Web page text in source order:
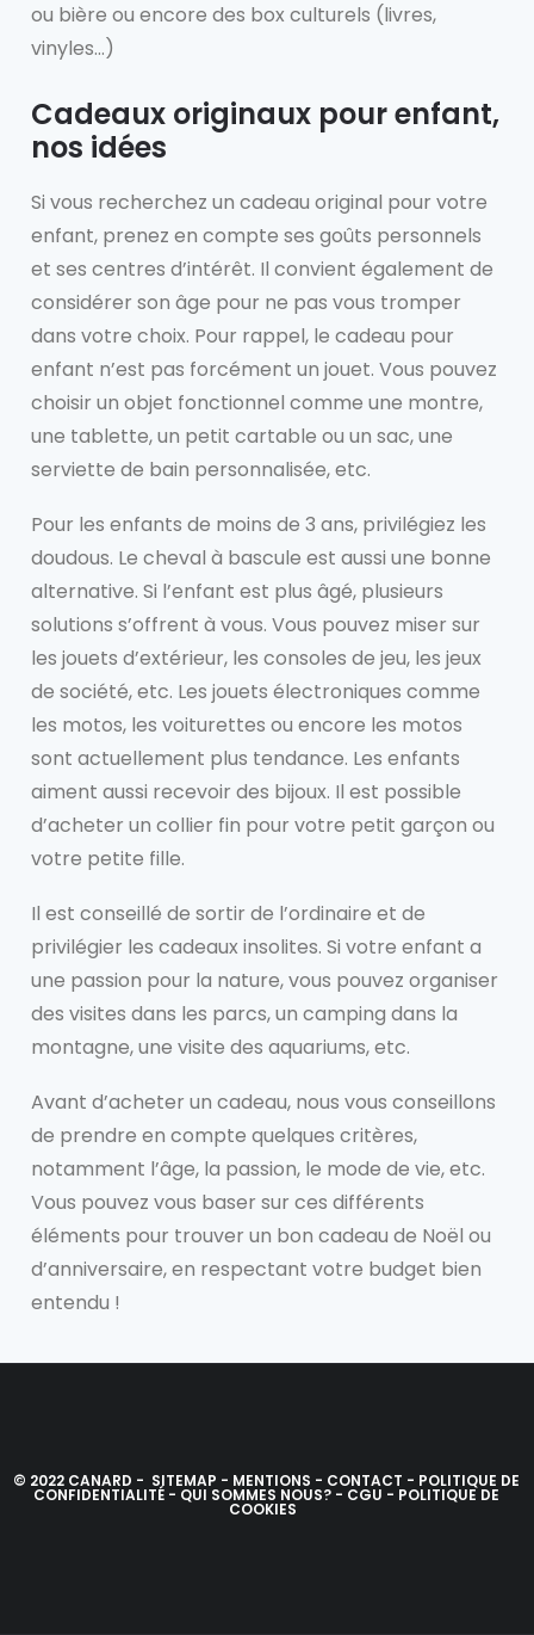
ou bière ou encore des box culturels (livres,
vinyles…)
Cadeaux originaux pour enfant,
nos idées
Si vous recherchez un cadeau original pour votre
enfant, prenez en compte ses goûts personnels
et ses centres d’intérêt. Il convient également de
considérer son âge pour ne pas vous tromper
dans votre choix. Pour rappel, le cadeau pour
enfant n’est pas forcément un jouet. Vous pouvez
choisir un objet fonctionnel comme une montre,
une tablette, un petit cartable ou un sac, une
serviette de bain personnalisée, etc.
Pour les enfants de moins de 3 ans, privilégiez les
doudous. Le cheval à bascule est aussi une bonne
alternative. Si l’enfant est plus âgé, plusieurs
solutions s’offrent à vous. Vous pouvez miser sur
les jouets d’extérieur, les consoles de jeu, les jeux
de société, etc. Les jouets électroniques comme
les motos, les voiturettes ou encore les motos
sont actuellement plus tendance. Les enfants
aiment aussi recevoir des bijoux. Il est possible
d’acheter un collier fin pour votre petit garçon ou
votre petite fille.
Il est conseillé de sortir de l’ordinaire et de
privilégier les cadeaux insolites. Si votre enfant a
une passion pour la nature, vous pouvez organiser
des visites dans les parcs, un camping dans la
montagne, une visite des aquariums, etc.
Avant d’acheter un cadeau, nous vous conseillons
de prendre en compte quelques critères,
notamment l’âge, la passion, le mode de vie, etc.
Vous pouvez vous baser sur ces différents
éléments pour trouver un bon cadeau de Noël ou
d’anniversaire, en respectant votre budget bien
entendu !
© 2022 CANARD - SITEMAP - MENTIONS - CONTACT - POLITIQUE DE
CONFIDENTIALITÉ - QUI SOMMES NOUS? - CGU - POLITIQUE DE
COOKIES